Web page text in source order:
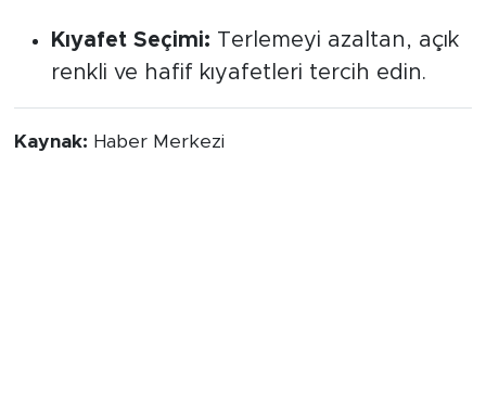
Kıyafet Seçimi: Terlemeyi azaltan, açık
renkli ve hafif kıyafetleri tercih edin.
Kaynak: Haber Merkezi